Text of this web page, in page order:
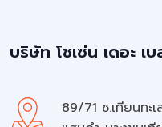
บริษัท โชเซ่น เดอะ เ
89/71 ซ.เทียนทะ